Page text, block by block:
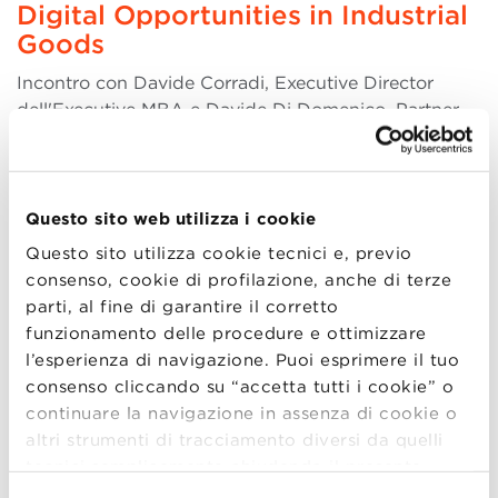
Questo sito web utilizza i cookie
Questo sito utilizza cookie tecnici e, previo
consenso, cookie di profilazione, anche di terze
parti, al fine di garantire il corretto
funzionamento delle procedure e ottimizzare
l’esperienza di navigazione. Puoi esprimere il tuo
consenso cliccando su “accetta tutti i cookie” o
continuare la navigazione in assenza di cookie o
altri strumenti di tracciamento diversi da quelli
tecnici semplicemente chiudendo il presente
Digital Opportunities in Industrial
Goods
Incontro con Davide Corradi, Executive Director
dell'Executive MBA e Davide Di Domenico, Partner
and Managing Director, The Boston Consulting
industriale sta diventando il nuovo parad (more..)
15
DIC